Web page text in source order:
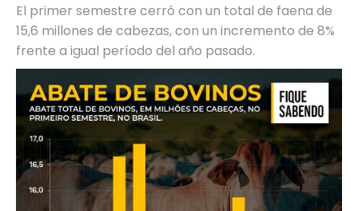
El primer semestre cerró con un total de faena de
15,6 millones de cabezas, con un incremento de 8%
frente a igual período del año pasado.